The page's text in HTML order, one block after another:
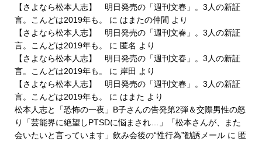
【さよなら松本人志】 明日発売の「週刊文春」。3人の新証
言。こんどは2019年も。
に はまたの仲間 より
【さよなら松本人志】 明日発売の「週刊文春」。3人の新証
言。こんどは2019年も。
に 匿名 より
【さよなら松本人志】 明日発売の「週刊文春」。3人の新証
言。こんどは2019年も。
に 岸田 より
【さよなら松本人志】 明日発売の「週刊文春」。3人の新証
言。こんどは2019年も。
に はまた より
松本人志と「恐怖の一夜」B子さんの告発第2弾＆交際男性の怒
り「芸能界に絶望しPTSDに悩まされ…」「松本さんが、また
会いたいと言っています」飲み会後の“性行為”勧誘メールに 匿